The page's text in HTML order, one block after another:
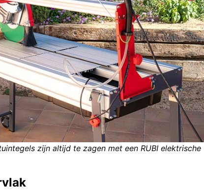
zijn altijd te zagen met een RUBI elektrische